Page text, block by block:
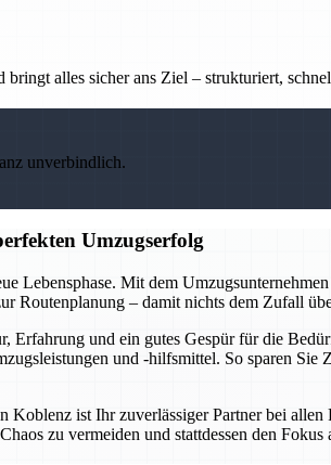
alles sicher ans Ziel – strukturiert,
unverbindlich.
Umzugserfolg
Lebensphase. Mit dem
Routenplanung – damit nichts dem Zufall
und ein gutes Gespür für die
und -hilfsmittel. So sparen
ist Ihr zuverlässiger Partner bei
zu vermeiden und stattdessen den